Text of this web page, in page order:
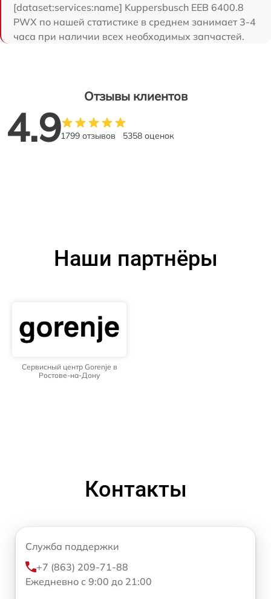
[dataset:services:name] Kuppersbusch EEB 6400.8
PWX по нашей статистике в среднем занимает 3-4
часа при наличии всех необходимых запчастей.
Отзывы клиентов
4.91799 отзывов 5358 оценок
Наши партнёры
Сервисный центр Gorenje в
Ростове-на-Дону
Контакты
Служба поддержки
+7 (863) 209-71-88
Ежедневно с 9:00 до 21:00